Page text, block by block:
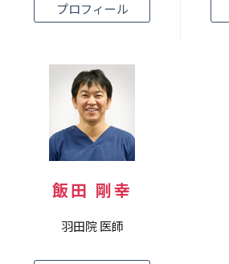
プロフィール
飯田 剛幸
羽田院 医師